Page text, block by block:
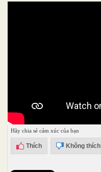
Hãy chia sẻ cảm xúc của bạn
Thích Không thích